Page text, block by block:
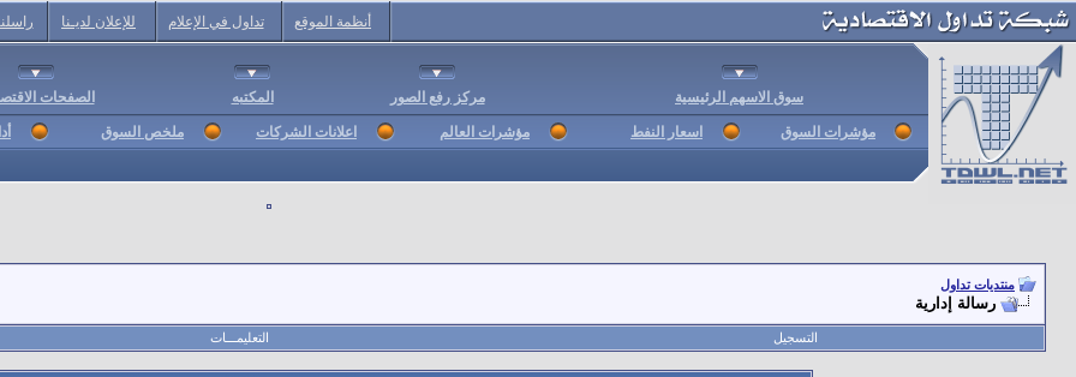
أنظمة الموقع تداول في الإعلام للإعلان لديـنا
سوق الاسهم الرئيسية مركز رفع الصور المكتبه الصفحات
مؤشرات السوق اسعار النفط مؤشرات العالم اعلانات الشركات ملخص السوق
منتديات تداول
رسالة إدارية
التسجيل التعليمـــات